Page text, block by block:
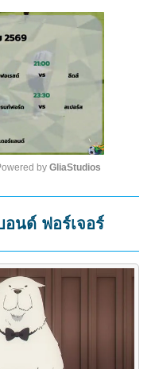
Mute
by GliaStudios
นด์ ฟอร์เจอร์